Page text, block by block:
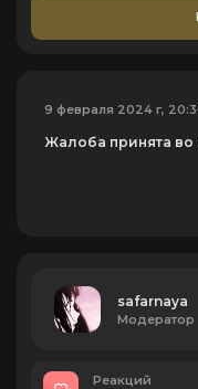
9 февраля 2024 г,
Жалоба принята
safarnaya
Модератор
Реакций